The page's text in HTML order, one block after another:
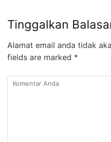
Tinggalkan
Alamat email anda tidak
fields are marked *